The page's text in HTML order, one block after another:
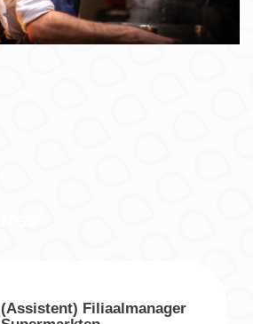
(Assistent) Filiaalmanager